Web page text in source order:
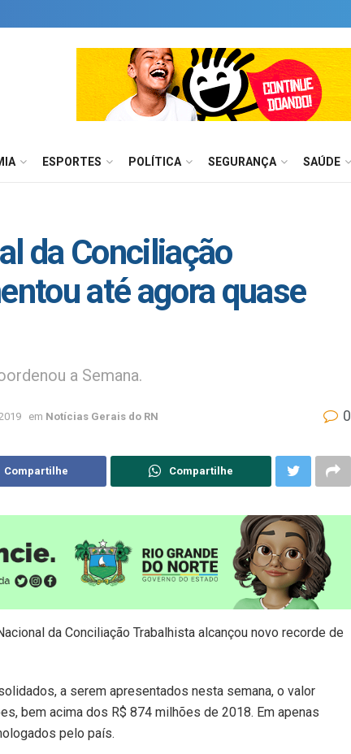
ESPORTES POLÍTICA SEGURANÇA SAÚDE
da Conciliação
até agora quase
a Semana.
em Notícias Gerais do RN 0
Compartilhe Compartilhe
da Conciliação Trabalhista alcançou novo recorde de
a serem apresentados nesta semana, o valor
bem acima dos R$ 874 milhões de 2018. Em apenas
pelo país.